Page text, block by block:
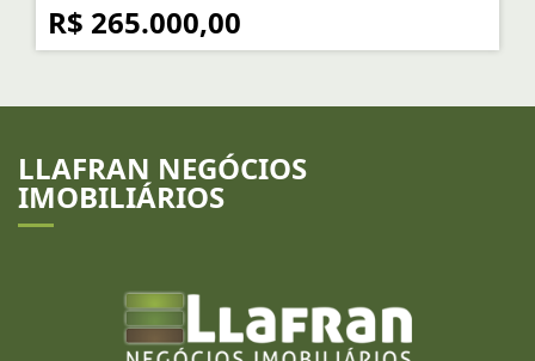
R$ 265.000,00
LLAFRAN NEGÓCIOS
IMOBILIÁRIOS